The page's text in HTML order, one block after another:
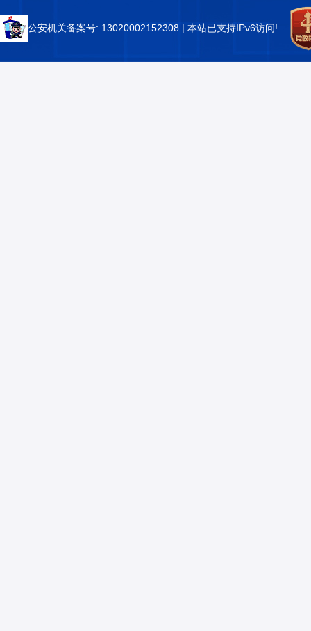
公安机关备案号: 13020002152308 | 本站已支持IPv6访问!